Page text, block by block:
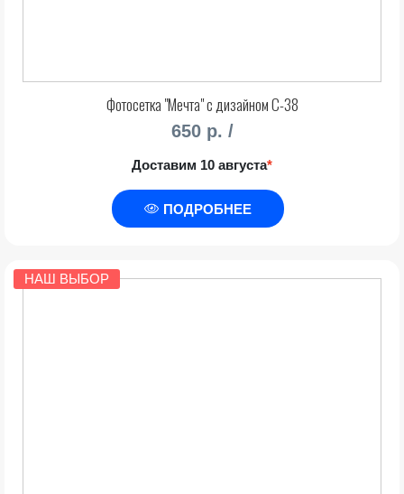
Фотосетка "Мечта" с дизайном С-38
650 р. /
Доставим 10 августа*
ПОДРОБНЕЕ
НАШ ВЫБОР